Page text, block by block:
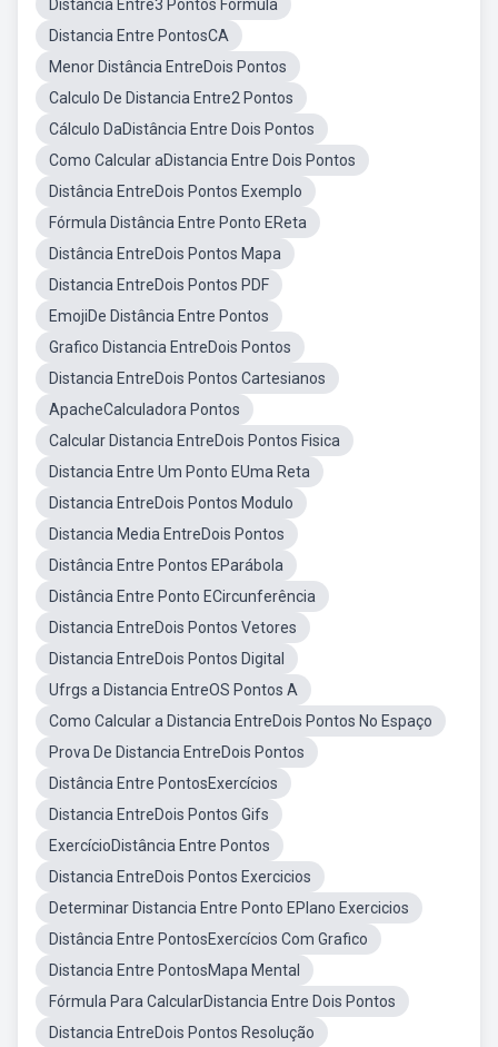
Distância Entre3 Pontos Fórmula
Distancia Entre PontosCA
Menor Distância EntreDois Pontos
Calculo De Distancia Entre2 Pontos
Cálculo DaDistância Entre Dois Pontos
Como Calcular aDistancia Entre Dois Pontos
Distância EntreDois Pontos Exemplo
Fórmula Distância Entre Ponto EReta
Distância EntreDois Pontos Mapa
Distancia EntreDois Pontos PDF
EmojiDe Distância Entre Pontos
Grafico Distancia EntreDois Pontos
Distancia EntreDois Pontos Cartesianos
ApacheCalculadora Pontos
Calcular Distancia EntreDois Pontos Fisica
Distancia Entre Um Ponto EUma Reta
Distancia EntreDois Pontos Modulo
Distancia Media EntreDois Pontos
Distância Entre Pontos EParábola
Distância Entre Ponto ECircunferência
Distancia EntreDois Pontos Vetores
Distancia EntreDois Pontos Digital
Ufrgs a Distancia EntreOS Pontos A
Como Calcular a Distancia EntreDois Pontos No Espaço
Prova De Distancia EntreDois Pontos
Distância Entre PontosExercícios
Distancia EntreDois Pontos Gifs
ExercícioDistância Entre Pontos
Distancia EntreDois Pontos Exercicios
Determinar Distancia Entre Ponto EPlano Exercicios
Distância Entre PontosExercícios Com Grafico
Distancia Entre PontosMapa Mental
Fórmula Para CalcularDistancia Entre Dois Pontos
Distancia EntreDois Pontos Resolução